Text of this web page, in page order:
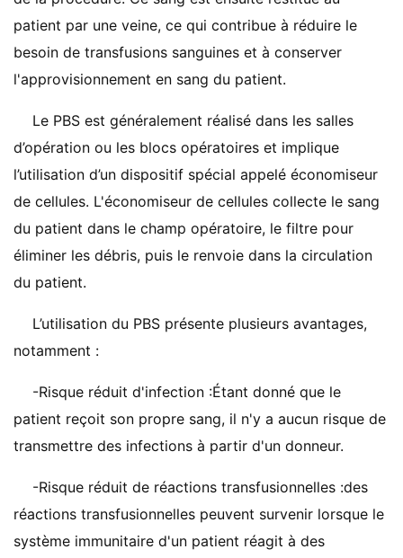
patient par une veine, ce qui contribue à réduire le
besoin de transfusions sanguines et à conserver
l'approvisionnement en sang du patient.
Le PBS est généralement réalisé dans les salles
d’opération ou les blocs opératoires et implique
l’utilisation d’un dispositif spécial appelé économiseur
de cellules. L'économiseur de cellules collecte le sang
du patient dans le champ opératoire, le filtre pour
éliminer les débris, puis le renvoie dans la circulation
du patient.
L’utilisation du PBS présente plusieurs avantages,
notamment :
-Risque réduit d'infection :Étant donné que le
patient reçoit son propre sang, il n'y a aucun risque de
transmettre des infections à partir d'un donneur.
-Risque réduit de réactions transfusionnelles :des
réactions transfusionnelles peuvent survenir lorsque le
système immunitaire d'un patient réagit à des